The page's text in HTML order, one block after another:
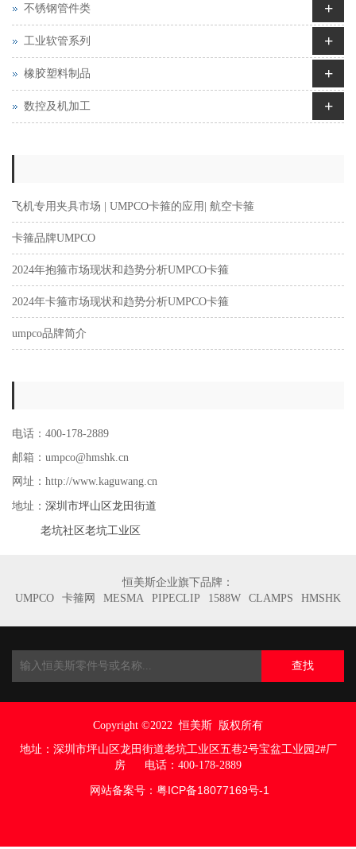
不锈钢管件类 +
工业软管系列 +
橡胶塑料制品 +
数控及机加工 +
飞机专用夹具市场 | UMPCO卡箍的应用| 航空卡箍
卡箍品牌UMPCO
2024年抱箍市场现状和趋势分析UMPCO卡箍
2024年卡箍市场现状和趋势分析UMPCO卡箍
umpco品牌简介
电话：400-178-2889
邮箱：umpco@hmshk.cn
网址：http://www.kaguwang.cn
地址： 深圳市坪山区龙田街道
老坑社区老坑工业区
恒美斯企业旗下品牌：
UMPCO
卡箍网 MESMA PIPECLIP 1588W CLAMPS HMSHK
查找
Copyright ©2022 恒美斯 版权所有
地址： 深圳市坪山区龙田街道老坑工业区五巷2号宝盆工业园2#厂
房 电话：400-178-2889
网站备案号： 粤ICP备18077169号-1